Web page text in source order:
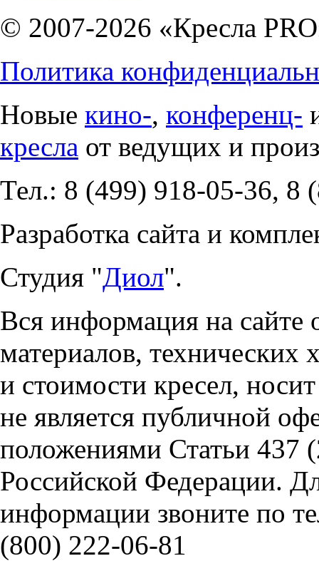
© 2007-2026 «Кресла
Политика
Новые кино-, конференц-
кресла от ведущих и
Тел.: 8 (499) 918-05-36, 8
Разработка сайта и
Студия "Диол".
Вся информация на сайте
материалов, технических
и стоимости кресел,
не является публичной
положениями Статьи 437
Российской Федерации.
информации звоните по
(800) 222-06-81